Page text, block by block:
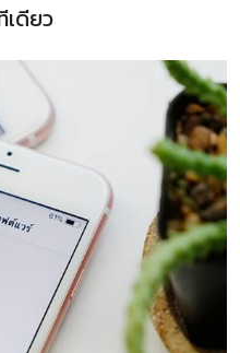
เดียว